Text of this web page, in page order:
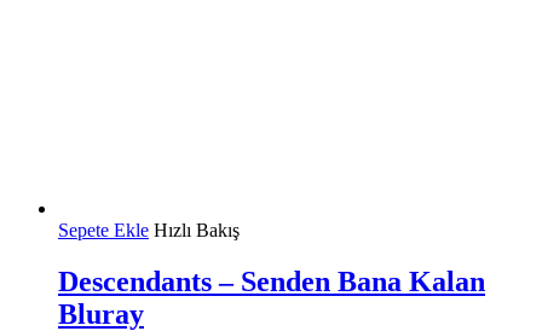
Sepete Ekle Hızlı Bakış
Descendants – Senden Bana Kalan
Bluray